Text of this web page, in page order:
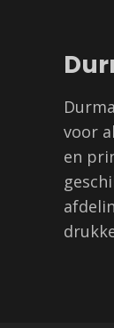
voor
en